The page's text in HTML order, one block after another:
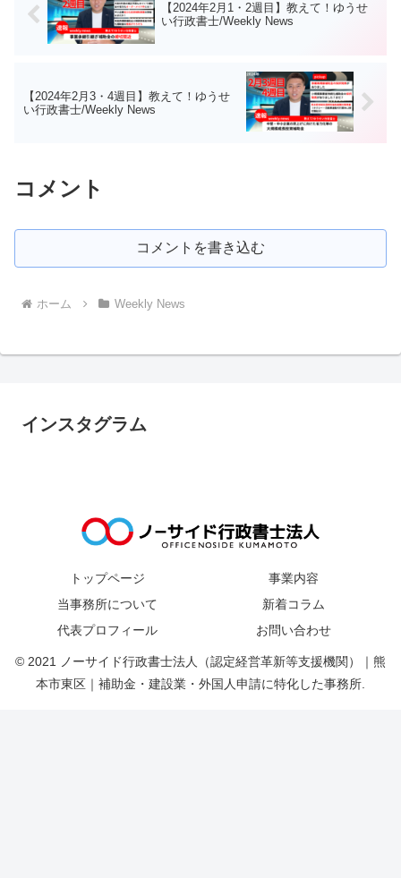
【2024年2月1・2週目】教えて！ゆうせ
い行政書士/Weekly News
【2024年2月3・4週目】教えて！ゆうせ
い行政書士/Weekly News
コメント
コメントを書き込む
ホーム Weekly News
インスタグラム
トップページ
事業内容
当事務所について
新着コラム
代表プロフィール
お問い合わせ
© 2021 ノーサイド行政書士法人（認定経営革新等支援機関）｜熊
本市東区｜補助金・建設業・外国人申請に特化した事務所.